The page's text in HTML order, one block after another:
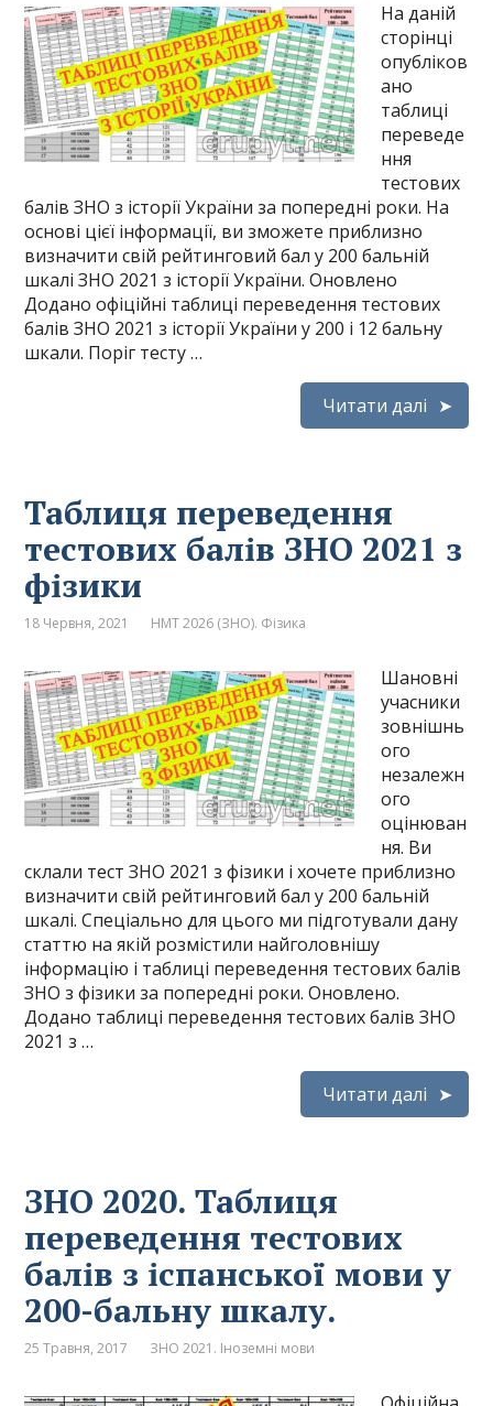
На даній
сторінці
опубліков
ано
таблиці
переведе
ння
тестових
балів ЗНО з історії України за попередні роки. На
основі цієї інформації, ви зможете приблизно
визначити свій рейтинговий бал у 200 бальній
шкалі ЗНО 2021 з історії України. Оновлено
Додано офіційні таблиці переведення тестових
балів ЗНО 2021 з історії України у 200 і 12 бальну
шкали. Поріг тесту …
Читати далі
Таблиця переведення
тестових балів ЗНО 2021 з
фізики
18 Червня, 2021 НМТ 2026 (ЗНО). Фізика
Шановні
учасники
зовнішнь
ого
незалежн
ого
оцінюван
ня. Ви
склали тест ЗНО 2021 з фізики і хочете приблизно
визначити свій рейтинговий бал у 200 бальній
шкалі. Спеціально для цього ми підготували дану
статтю на якій розмістили найголовнішу
інформацію і таблиці переведення тестових балів
ЗНО з фізики за попередні роки. Оновлено.
Додано таблиці переведення тестових балів ЗНО
2021 з …
Читати далі
ЗНО 2020. Таблиця
переведення тестових
балів з іспанської мови у
200-бальну шкалу.
25 Травня, 2017 ЗНО 2021. Іноземні мови